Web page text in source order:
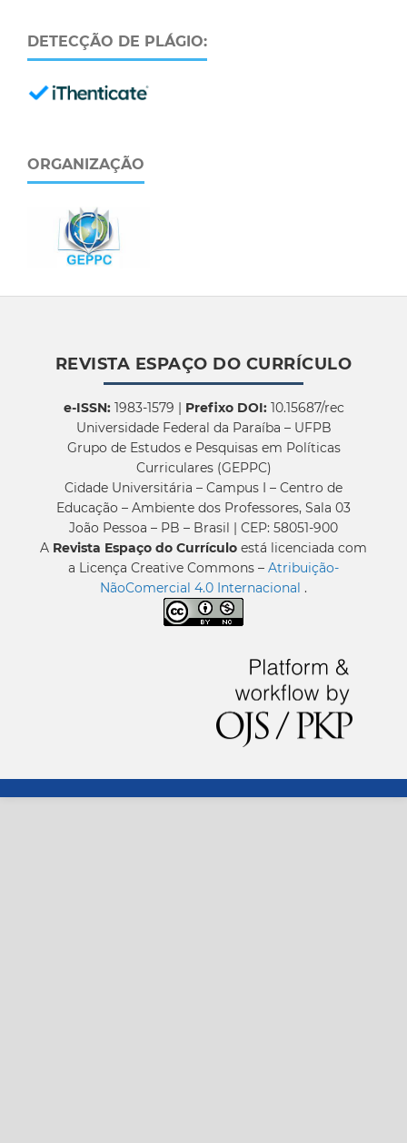
DETECÇÃO DE PLÁGIO:
ORGANIZAÇÃO
REVISTA ESPAÇO DO CURRÍCULO
e-ISSN:1983-1579 | Prefixo DOI:10.15687/rec
Universidade Federal da Paraíba – UFPB
Grupo de Estudos e Pesquisas em Políticas
Curriculares (GEPPC)
Cidade Universitária – Campus I – Centro de
Educação – Ambiente dos Professores, Sala 03
João Pessoa – PB – Brasil | CEP: 58051-900
A Revista Espaço do Currículo está licenciada com
a Licença Creative Commons – Atribuição-
NãoComercial 4.0 Internacional .